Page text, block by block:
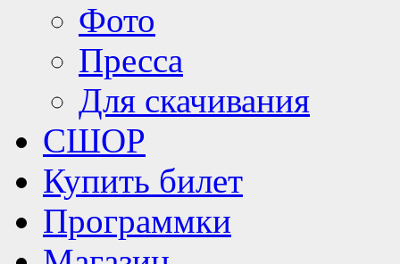
Фото
Пресса
Для скачивания
СШОР
Купить билет
Программки